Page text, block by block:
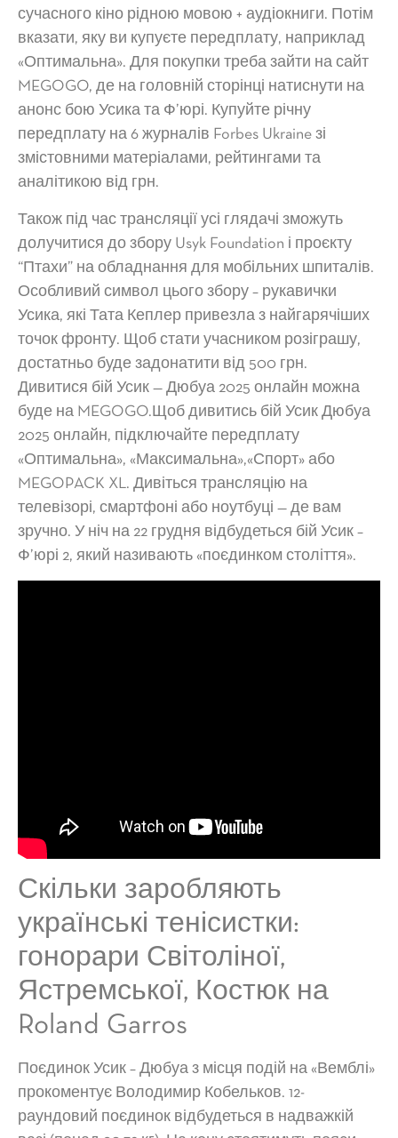
сучасного кіно рідною мовою + аудіокниги. Потім
вказати, яку ви купуєте передплату, наприклад
«Оптимальна». Для покупки треба зайти на сайт
MEGOGO, де на головній сторінці натиснути на
анонс бою Усика та Ф’юрі. Купуйте річну
передплату на 6 журналів Forbes Ukraine зі
змістовними матеріалами, рейтингами та
аналітикою від грн.
Також під час трансляції усі глядачі зможуть
долучитися до збору Usyk Foundation і проєкту
“Птахи” на обладнання для мобільних шпиталів.
Особливий символ цього збору – рукавички
Усика, які Тата Кеплер привезла з найгарячіших
точок фронту. Щоб стати учасником розіграшу,
достатньо буде задонатити від 500 грн.
Дивитися бій Усик — Дюбуа 2025 онлайн можна
буде на MEGOGO.Щоб дивитись бій Усик Дюбуа
2025 онлайн, підключайте передплату
«Оптимальна», «Максимальна»,«Спорт» або
MEGOPACK XL. Дивіться трансляцію на
телевізорі, смартфоні або ноутбуці — де вам
зручно. У ніч на 22 грудня відбудеться бій Усик –
Ф’юрі 2, який називають «поєдинком століття».
Скільки заробляють
українські тенісистки:
гонорари Світоліної,
Ястремської, Костюк на
Roland Garros
Поєдинок Усик – Дюбуа з місця подій на «Вемблі»
прокоментує Володимир Кобельков. 12-
раундовий поєдинок відбудеться в надважкій